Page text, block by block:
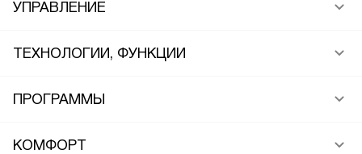
УПРАВЛЕНИЕ
ТЕХНОЛОГИИ, ФУНКЦИИ
ПРОГРАММЫ
КОМФОРТ